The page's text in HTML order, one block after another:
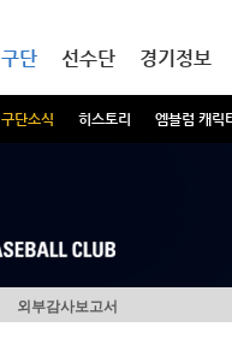
구단
구단소식 히스토리 엠블럼 캐릭
선수단 경기정보
외부감사보고서